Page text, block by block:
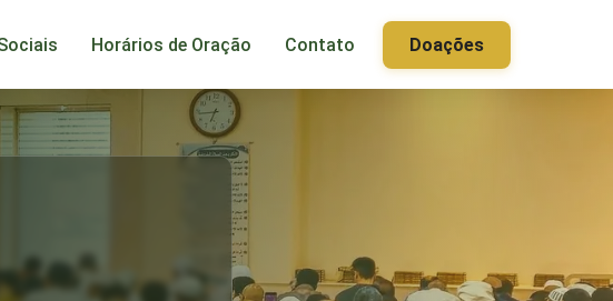
Horários de Oração Contato Doações